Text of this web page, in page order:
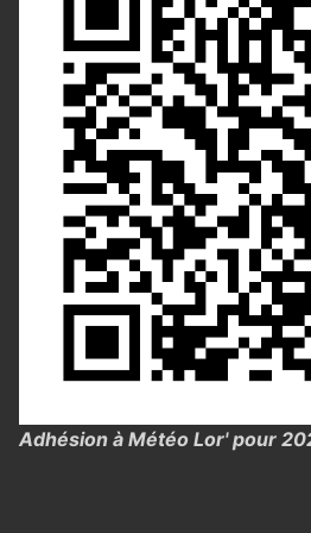
Adhésion à Météo Lor' pour